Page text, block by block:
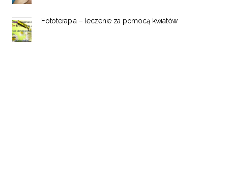
Fototerapia – leczenie za pomocą kwiatów